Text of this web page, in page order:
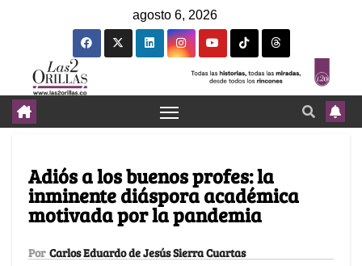
agosto 6, 2026
Adiós a los buenos profes: la
inminente diáspora académica
motivada por la pandemia
Por Carlos Eduardo de Jesús Sierra Cuartas